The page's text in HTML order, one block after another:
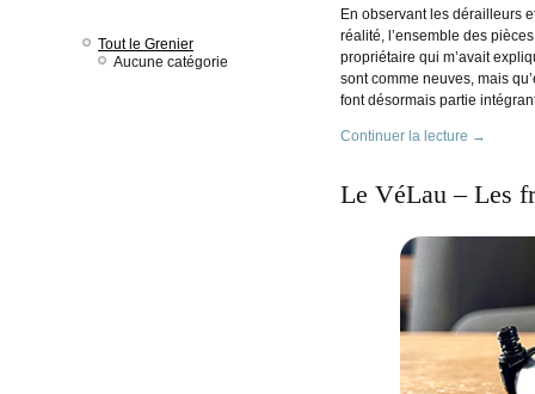
Tout le Grenier
Aucune catégorie
En observant les dérailleurs
réalité, l’ensemble des
propriétaire qui m’avait
sont comme neuves, mais
font désormais partie
Continuer la lecture →
Le VéLau – Les